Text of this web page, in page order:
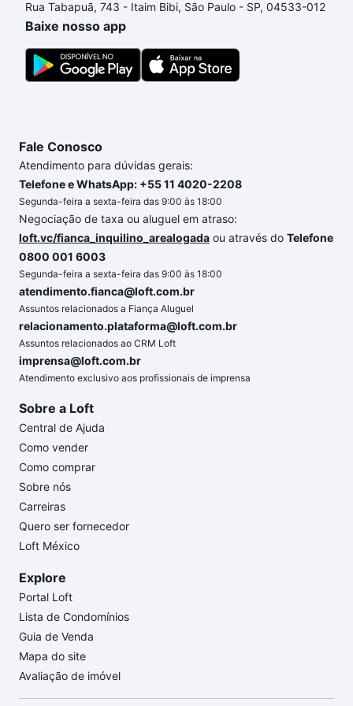
processo de compra, veja em nosso portal quanto
custa comprar um apartamento
gente para comprar o imóvel dos seus sonhos com
segurança e conforto. Loft, com você até as
Rua Tabapuã, 743 - Itaim Bibi, São Paulo - SP, 04533-012
Baixe nosso app
Fale Conosco
Atendimento para dúvidas gerais:
Telefone e WhatsApp: +55 11 4020-2208
Segunda-feira a sexta-feira das 9:00 às 18:00
Negociação de taxa ou aluguel em atraso:
loft.vc/fianca_inquilino_arealogada ou através do Telefone
0800 001 6003
Segunda-feira a sexta-feira das 9:00 às 18:00
atendimento.fianca@loft.com.br
Assuntos relacionados a Fiança Aluguel
relacionamento.plataforma@loft.com.br
Assuntos relacionados ao CRM Loft
imprensa@loft.com.br
Atendimento exclusivo aos profissionais de imprensa
Sobre a Loft
Central de Ajuda
Como vender
Como comprar
Sobre nós
Carreiras
Quero ser fornecedor
Loft México
Explore
Portal Loft
Lista de Condomínios
Guia de Venda
Mapa do site
Avaliação de imóvel